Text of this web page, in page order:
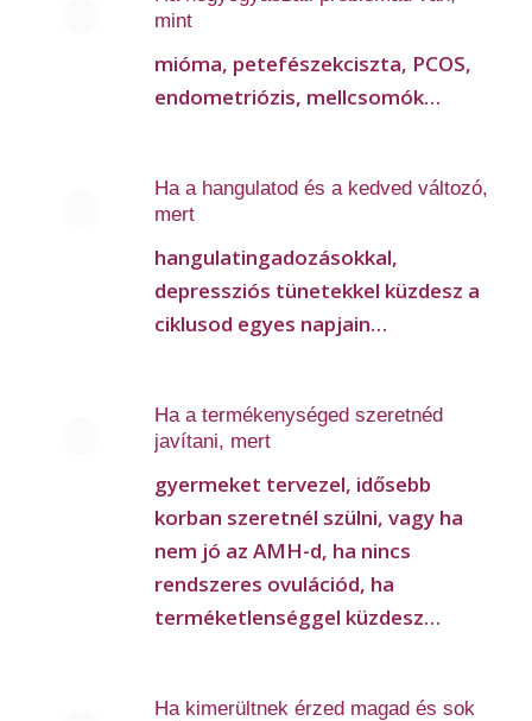
mint
mióma, petefészekciszta, PCOS,
endometriózis, mellcsomók…
Ha a hangulatod és a kedved változó,
mert
hangulatingadozásokkal,
depressziós tünetekkel küzdesz a
ciklusod egyes napjain…
Ha a termékenységed szeretnéd
javítani, mert
gyermeket tervezel, idősebb
korban szeretnél szülni, vagy ha
nem jó az AMH-d, ha nincs
rendszeres ovulációd, ha
terméketlenséggel küzdesz…
Ha kimerültnek érzed magad és sok